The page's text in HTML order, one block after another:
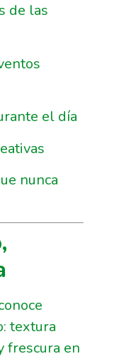
de las
el día
nunca
textura
frescura en